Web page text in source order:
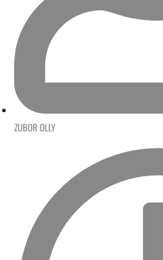
ZUBOR OLLY